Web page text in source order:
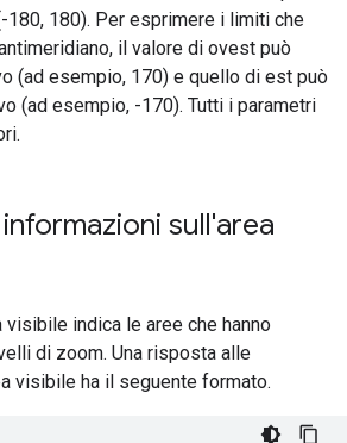
180, 180). Per esprimere i limiti che
il valore di ovest può
(ad esempio, 170) e quello di est può
(ad esempio, -170). Tutti i parametri
sull'area
indica le aree che hanno
di zoom. Una risposta alle
visibile ha il seguente formato.